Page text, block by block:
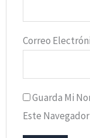
Correo
Guarda Mi
Este